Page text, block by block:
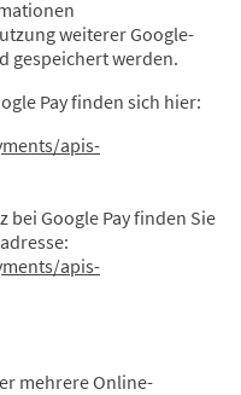
weiterer Google-
gespeichert werden.
Pay finden sich hier:
apis-
bei Google Pay finden Sie
apis-
mehrere Online-